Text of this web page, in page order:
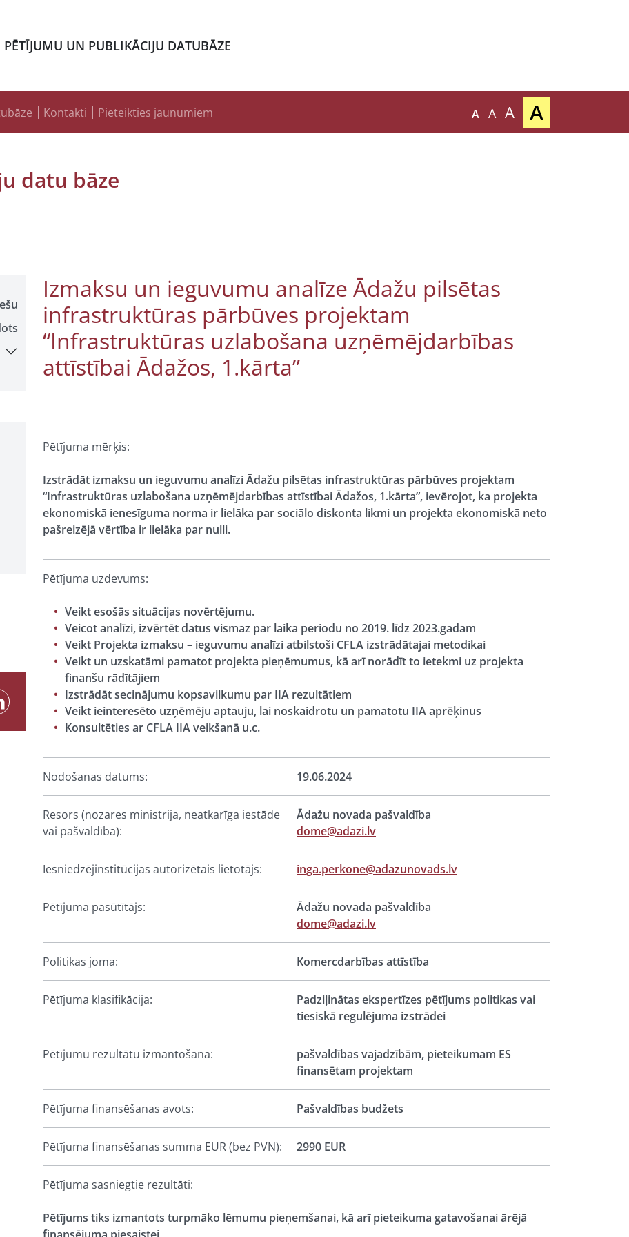
PĒTĪJUMU UN PUBLIKĀCIJU DATUBĀZE
Kontakti Pieteikties jaunumiem A A A A
datu bāze
Izmaksu un ieguvumu analīze Ādažu pilsētas
infrastruktūras pārbūves projektam
“Infrastruktūras uzlabošana uzņēmējdarbības
attīstībai Ādažos, 1.kārta”
Pētījuma mērķis:
Izstrādāt izmaksu un ieguvumu analīzi Ādažu pilsētas infrastruktūras pārbūves projektam
“Infrastruktūras uzlabošana uzņēmējdarbības attīstībai Ādažos, 1.kārta”, ievērojot, ka projekta
ekonomiskā ienesīguma norma ir lielāka par sociālo diskonta likmi un projekta ekonomiskā neto
pašreizējā vērtība ir lielāka par nulli.
Pētījuma uzdevums:
Veikt esošās situācijas novērtējumu.
Veicot analīzi, izvērtēt datus vismaz par laika periodu no 2019. līdz 2023.gadam
Veikt Projekta izmaksu – ieguvumu analīzi atbilstoši CFLA izstrādātajai metodikai
Veikt un uzskatāmi pamatot projekta pieņēmumus, kā arī norādīt to ietekmi uz projekta
finanšu rādītājiem
Izstrādāt secinājumu kopsavilkumu par IIA rezultātiem
Veikt ieinteresēto uzņēmēju aptauju, lai noskaidrotu un pamatotu IIA aprēķinus
Konsultēties ar CFLA IIA veikšanā u.c.
Nodošanas datums: 19.06.2024
Resors (nozares ministrija, neatkarīga iestāde
vai pašvaldība):
Ādažu novada pašvaldība
dome@adazi.lv
Iesniedzējinstitūcijas autorizētais lietotājs: inga.perkone@adazunovads.lv
Pētījuma pasūtītājs:
Ādažu novada pašvaldība
dome@adazi.lv
Politikas joma: Komercdarbības attīstība
Pētījuma klasifikācija:
Padziļinātas ekspertīzes pētījums politikas vai
tiesiskā regulējuma izstrādei
Pētījumu rezultātu izmantošana:
pašvaldības vajadzībām, pieteikumam ES
finansētam projektam
Pētījuma finansēšanas avots: Pašvaldības budžets
Pētījuma finansēšanas summa EUR (bez PVN): 2990 EUR
Pētījuma sasniegtie rezultāti:
Pētījums tiks izmantots turpmāko lēmumu pieņemšanai, kā arī pieteikuma gatavošanai ārējā